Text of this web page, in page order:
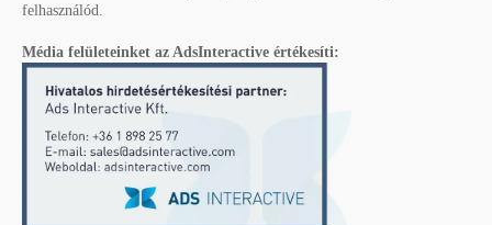
felhasználód.
Média felületeinket az AdsInteractive értékesíti: